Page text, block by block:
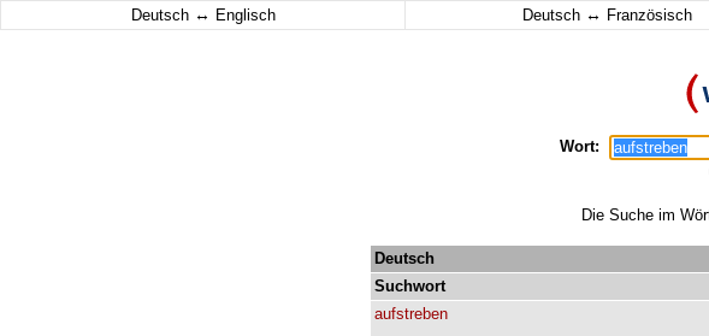
Deutsch ↔ Englisch Deutsch ↔ Französisch
Wort:
Die Suche im
Deutsch
Suchwort
aufstreben